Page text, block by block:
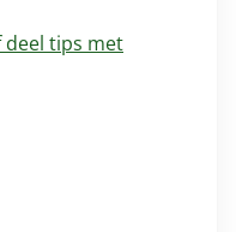
deel tips met